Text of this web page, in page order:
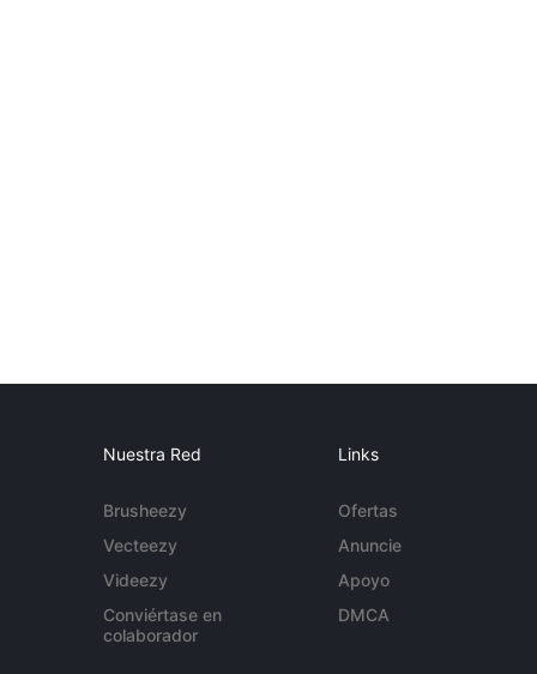
Nuestra Red
Brusheezy
Vecteezy
Videezy
Conviértase en
colaborador
Links
Ofertas
Anuncie
Apoyo
DMCA